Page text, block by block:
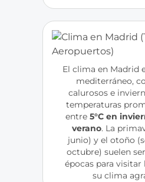
El clima en Madrid
mediterráneo,
calurosos e
temperaturas
entre 5°C en
verano. La
junio) y el otoño
octubre) suelen
épocas para visitar
su clima